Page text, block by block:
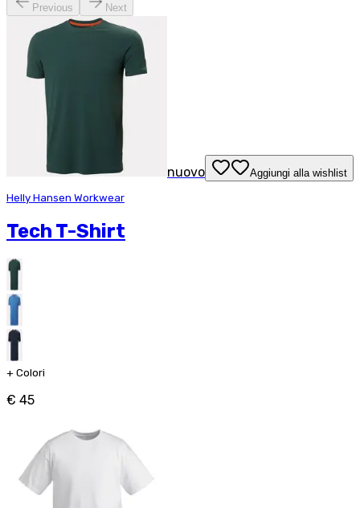
Previous Next
nuovo Aggiungi alla wishlist
Helly Hansen Workwear
Tech T-Shirt
+ Colori
€ 45